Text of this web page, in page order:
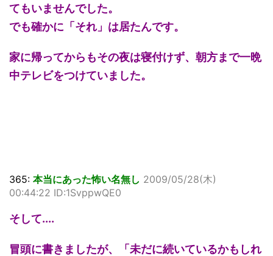
てもいませんでした。
でも確かに「それ」は居たんです。
家に帰ってからもその夜は寝付けず、朝方まで一晩
中テレビをつけていました。
365: 本当にあった怖い名無し 2009/05/28(木)
00:44:22 ID:1SvppwQE0
そして....
冒頭に書きましたが、「未だに続いているかもしれ